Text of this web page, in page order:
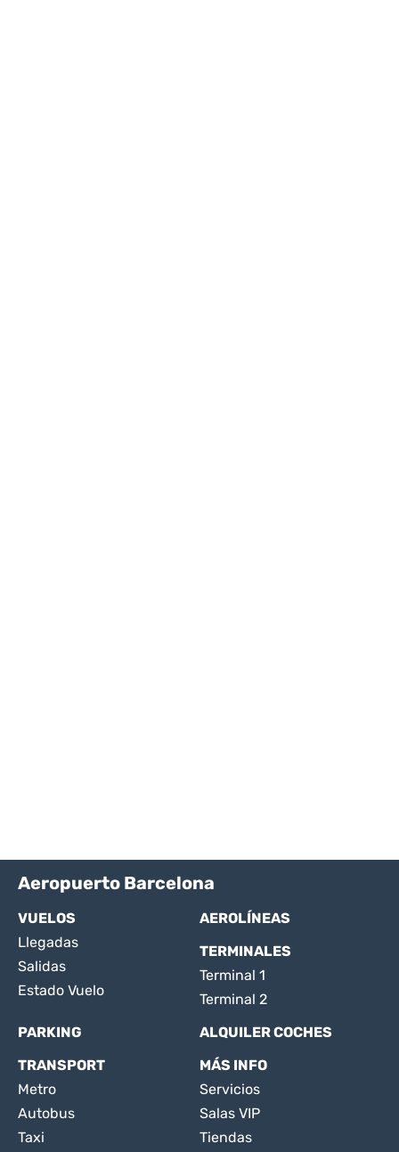
Aeropuerto Barcelona
VUELOS
Llegadas
Salidas
Estado Vuelo
AEROLÍNEAS
TERMINALES
Terminal 1
Terminal 2
PARKING
ALQUILER COCHES
TRANSPORT
Metro
Autobus
Taxi
MÁS INFO
Servicios
Salas VIP
Tiendas